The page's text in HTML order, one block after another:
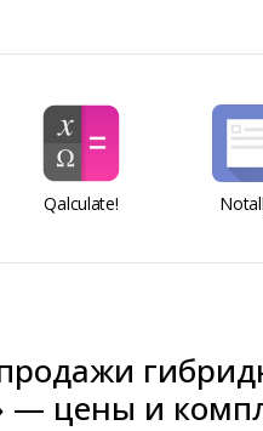
Qalculate!
— цены и